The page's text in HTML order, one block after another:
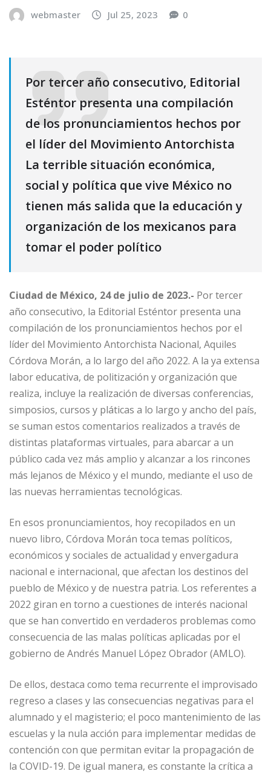
webmaster Jul 25, 2023 0
Por tercer año consecutivo, Editorial
Esténtor presenta una compilación
de los pronunciamientos hechos por
el líder del Movimiento Antorchista
La terrible situación económica,
social y política que vive México no
tienen más salida que la educación y
organización de los mexicanos para
tomar el poder político
Ciudad de México, 24 de julio de 2023.- Por tercer
año consecutivo, la Editorial Esténtor presenta una
compilación de los pronunciamientos hechos por el
líder del Movimiento Antorchista Nacional, Aquiles
Córdova Morán, a lo largo del año 2022. A la ya extensa
labor educativa, de politización y organización que
realiza, incluye la realización de diversas conferencias,
simposios, cursos y pláticas a lo largo y ancho del país,
se suman estos comentarios realizados a través de
distintas plataformas virtuales, para abarcar a un
público cada vez más amplio y alcanzar a los rincones
más lejanos de México y el mundo, mediante el uso de
las nuevas herramientas tecnológicas.
En esos pronunciamientos, hoy recopilados en un
nuevo libro, Córdova Morán toca temas políticos,
económicos y sociales de actualidad y envergadura
nacional e internacional, que afectan los destinos del
pueblo de México y de nuestra patria. Los referentes a
2022 giran en torno a cuestiones de interés nacional
que se han convertido en verdaderos problemas como
consecuencia de las malas políticas aplicadas por el
gobierno de Andrés Manuel López Obrador (AMLO).
De ellos, destaca como tema recurrente el improvisado
regreso a clases y las consecuencias negativas para el
alumnado y el magisterio; el poco mantenimiento de las
escuelas y la nula acción para implementar medidas de
contención con que permitan evitar la propagación de
la COVID-19. De igual manera, es constante la crítica a